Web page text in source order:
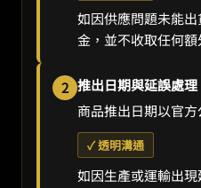
如因供應問題未能
金，並不收取任何額
2 推出日期與延誤處理
商品推出日期以官方
✓ 透明溝通
如因生產或運輸出